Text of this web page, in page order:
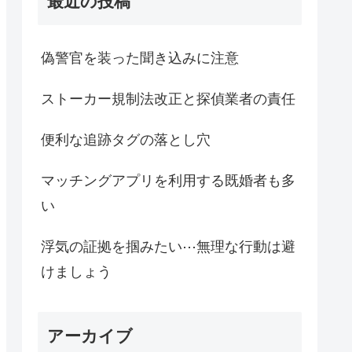
偽警官を装った聞き込みに注意
ストーカー規制法改正と探偵業者の責任
便利な追跡タグの落とし穴
マッチングアプリを利用する既婚者も多
い
浮気の証拠を掴みたい⋯無理な行動は避
けましょう
アーカイブ